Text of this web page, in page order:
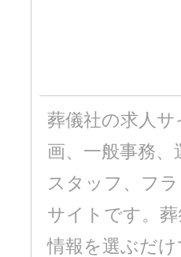
葬儀社の求人
画、一般事務
スタッフ、フ
サイトです。
情報を選ぶだ